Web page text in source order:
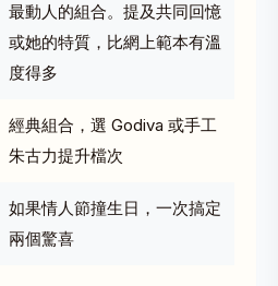
最動人的組合。提及共同回憶
或她的特質，比網上範本有溫
度得多
經典組合，選 Godiva 或手工
朱古力提升檔次
如果情人節撞生日，一次搞定
兩個驚喜